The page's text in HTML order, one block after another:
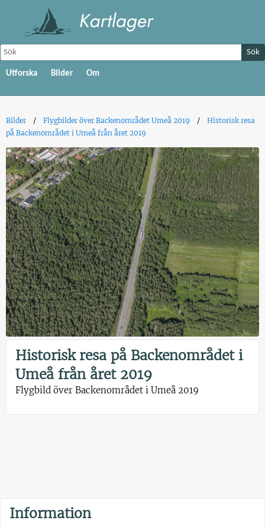
Sök
Utforska Bilder Om
Bilder Flygbilder över Backenområdet Umeå 2019
Historisk resa
på Backenområdet i Umeå från året 2019
Historisk resa på Backenområdet i
Umeå från året 2019
Flygbild över Backenområdet i Umeå 2019
Information